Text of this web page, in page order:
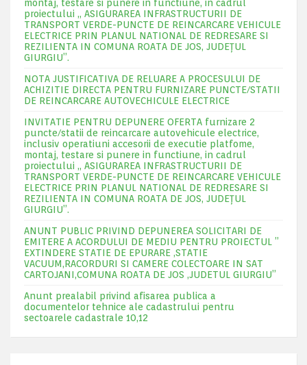
montaj, testare si punere in functiune, in cadrul
proiectului „ ASIGURAREA INFRASTRUCTURII DE
TRANSPORT VERDE-PUNCTE DE REINCARCARE VEHICULE
ELECTRICE PRIN PLANUL NATIONAL DE REDRESARE SI
REZILIENTA IN COMUNA ROATA DE JOS, JUDEŢUL
GIURGIU”.
NOTA JUSTIFICATIVA DE RELUARE A PROCESULUI DE
ACHIZITIE DIRECTA PENTRU FURNIZARE PUNCTE/STATII
DE REINCARCARE AUTOVECHICULE ELECTRICE
INVITATIE PENTRU DEPUNERE OFERTA furnizare 2
puncte/statii de reincarcare autovehicule electrice,
inclusiv operatiuni accesorii de executie platfome,
montaj, testare si punere in functiune, in cadrul
proiectului „ ASIGURAREA INFRASTRUCTURII DE
TRANSPORT VERDE-PUNCTE DE REINCARCARE VEHICULE
ELECTRICE PRIN PLANUL NATIONAL DE REDRESARE SI
REZILIENTA IN COMUNA ROATA DE JOS, JUDEŢUL
GIURGIU”.
ANUNT PUBLIC PRIVIND DEPUNEREA SOLICITARI DE
EMITERE A ACORDULUI DE MEDIU PENTRU PROIECTUL ”
EXTINDERE STATIE DE EPURARE ,STATIE
VACUUM,RACORDURI SI CAMERE COLECTOARE IN SAT
CARTOJANI,COMUNA ROATA DE JOS ,JUDETUL GIURGIU”
Anunt prealabil privind afisarea publica a
documentelor tehnice ale cadastrului pentru
sectoarele cadastrale 10,12